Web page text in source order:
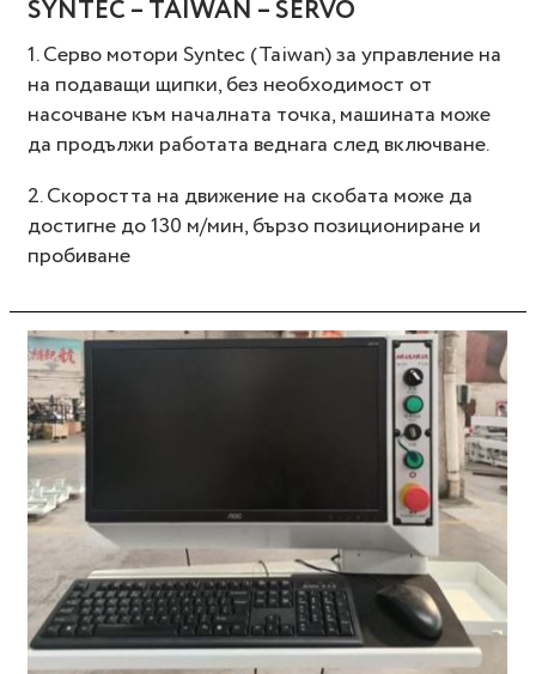
SYNTEC – TAIWAN – SERVO
1. Серво мотори Syntec (Taiwan) за управление на
на подаващи щипки, без необходимост от
насочване към началната точка, машината може
да продължи работата веднага след включване.
2. Скоростта на движение на скобата може да
достигне до 130 м/мин, бързо позициониране и
пробиване